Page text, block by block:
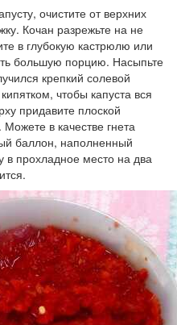
очистите от верхних
Кочан разрежьте на не
в глубокую кастрюлю или
большую порцию. Насыпьте
крепкий солевой
чтобы капуста вся
придавите плоской
Можете в качестве гнета
баллон, наполненный
в прохладное место на два